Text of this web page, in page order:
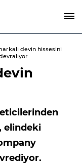
devin hissesini
elindeki